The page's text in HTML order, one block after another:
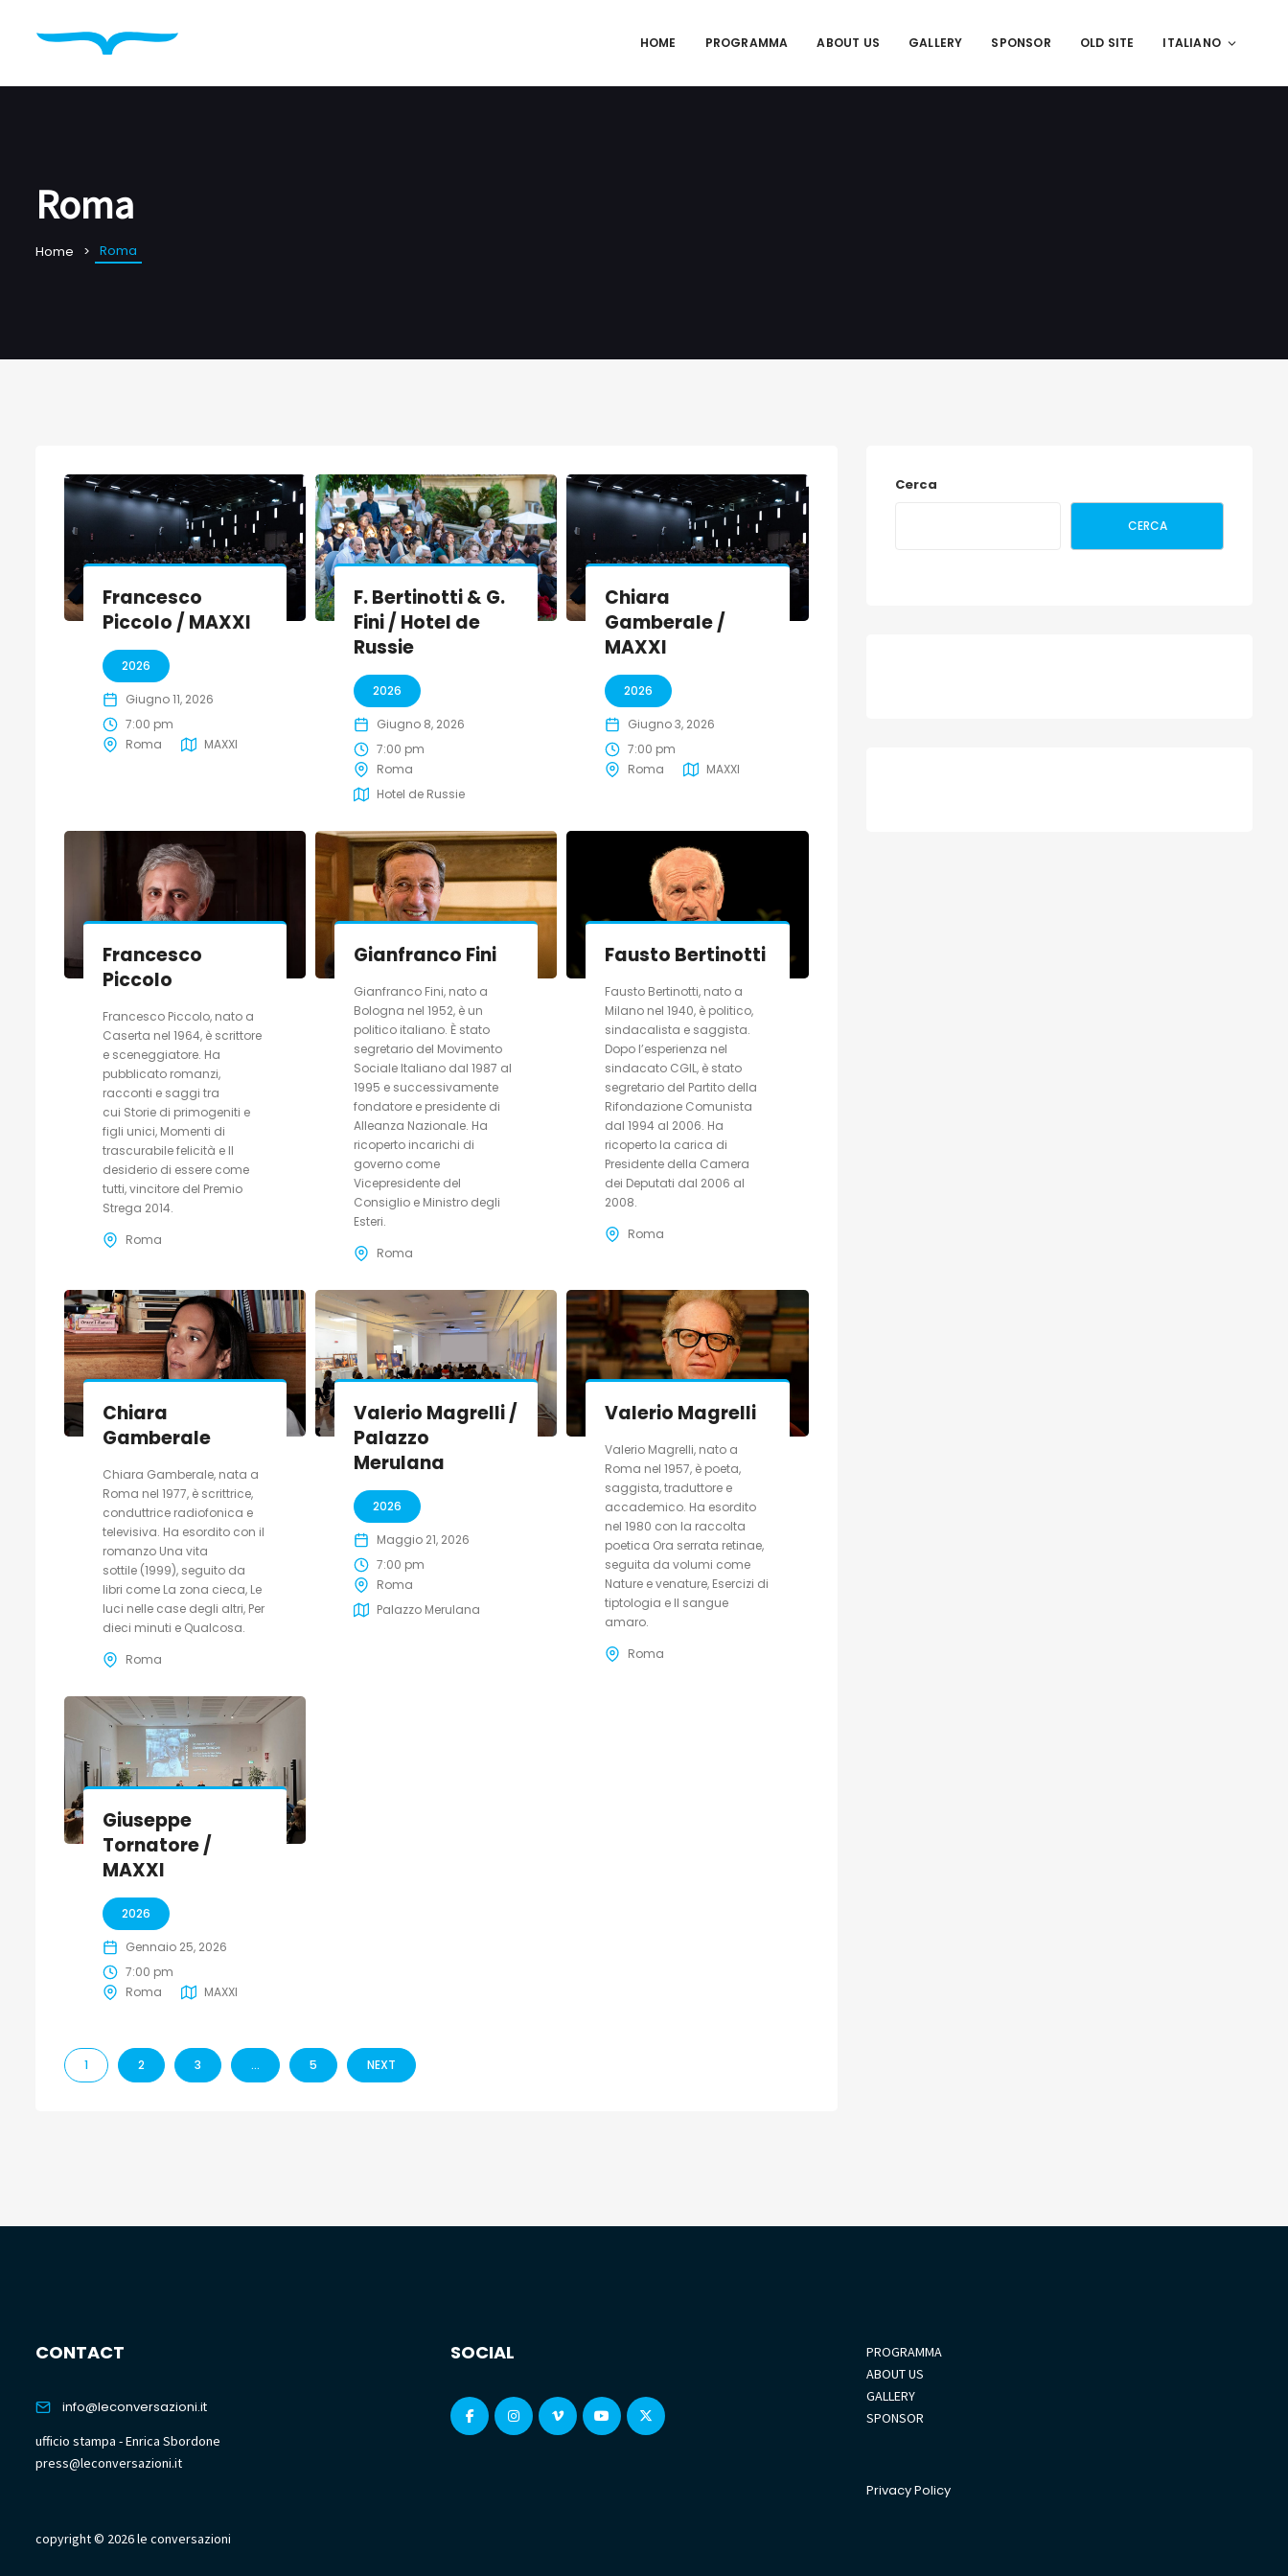
HOME PROGRAMMA ABOUT US GALLERY SPONSOR OLD SITE ITALIANO
Roma
Home Roma
Francesco
Piccolo / MAXXI
2026
Giugno 11, 2026
7:00 pm
Roma
MAXXI
F. Bertinotti & G.
Fini / Hotel de
Russie
2026
Giugno 8, 2026
7:00 pm
Roma
Hotel de Russie
Chiara
Gamberale /
MAXXI
2026
Giugno 3, 2026
7:00 pm
Roma
MAXXI
Francesco
Piccolo
Francesco Piccolo, nato a
Caserta nel 1964, è scrittore
e sceneggiatore. Ha
pubblicato romanzi,
racconti e saggi tra
cui Storie di primogeniti e
figli unici, Momenti di
trascurabile felicità e Il
desiderio di essere come
tutti, vincitore del Premio
Strega 2014.
Roma
Gianfranco Fini
Gianfranco Fini, nato a
Bologna nel 1952, è un
politico italiano. È stato
segretario del Movimento
Sociale Italiano dal 1987 al
1995 e successivamente
fondatore e presidente di
Alleanza Nazionale. Ha
ricoperto incarichi di
governo come
Vicepresidente del
Consiglio e Ministro degli
Esteri.
Roma
Fausto Bertinotti
Fausto Bertinotti, nato a
Milano nel 1940, è politico,
sindacalista e saggista.
Dopo l’esperienza nel
sindacato CGIL, è stato
segretario del Partito della
Rifondazione Comunista
dal 1994 al 2006. Ha
ricoperto la carica di
Presidente della Camera
dei Deputati dal 2006 al
2008.
Roma
Chiara
Gamberale
Chiara Gamberale, nata a
Roma nel 1977, è scrittrice,
conduttrice radiofonica e
televisiva. Ha esordito con il
romanzo Una vita
sottile (1999), seguito da
libri come La zona cieca, Le
luci nelle case degli altri, Per
dieci minuti e Qualcosa.
Roma
Valerio Magrelli /
Palazzo
Merulana
2026
Maggio 21, 2026
7:00 pm
Roma
Palazzo Merulana
Valerio Magrelli
Valerio Magrelli, nato a
Roma nel 1957, è poeta,
saggista, traduttore e
accademico. Ha esordito
nel 1980 con la raccolta
poetica Ora serrata retinae,
seguita da volumi come
Nature e venature, Esercizi di
tiptologia e Il sangue
amaro.
Roma
Giuseppe
Tornatore /
MAXXI
2026
Gennaio 25, 2026
7:00 pm
Roma
MAXXI
1 2 3 … 5 NEXT
Cerca
CERCA
CONTACT
info@leconversazioni.it
ufficio stampa - Enrica Sbordone
press@leconversazioni.it
SOCIAL
PROGRAMMA
ABOUT US
GALLERY
SPONSOR
Privacy Policy
copyright © 2026 le conversazioni